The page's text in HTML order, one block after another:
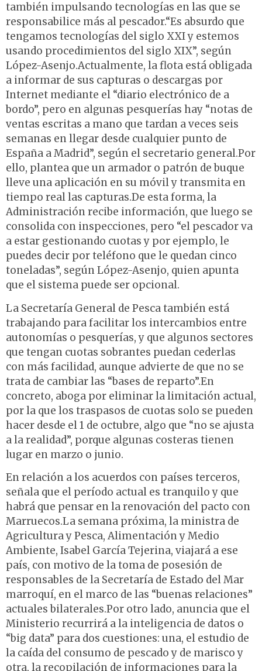
también impulsando tecnologías en las que se
responsabilice más al pescador.“Es absurdo que
tengamos tecnologías del siglo XXI y estemos
usando procedimientos del siglo XIX”, según
López-Asenjo.Actualmente, la flota está obligada
a informar de sus capturas o descargas por
Internet mediante el “diario electrónico de a
bordo”, pero en algunas pesquerías hay “notas de
ventas escritas a mano que tardan a veces seis
semanas en llegar desde cualquier punto de
España a Madrid”, según el secretario general.Por
ello, plantea que un armador o patrón de buque
lleve una aplicación en su móvil y transmita en
tiempo real las capturas.De esta forma, la
Administración recibe información, que luego se
consolida con inspecciones, pero “el pescador va
a estar gestionando cuotas y por ejemplo, le
puedes decir por teléfono que le quedan cinco
toneladas”, según López-Asenjo, quien apunta
que el sistema puede ser opcional.
La Secretaría General de Pesca también está
trabajando para facilitar los intercambios entre
autonomías o pesquerías, y que algunos sectores
que tengan cuotas sobrantes puedan cederlas
con más facilidad, aunque advierte de que no se
trata de cambiar las “bases de reparto”.En
concreto, aboga por eliminar la limitación actual,
por la que los traspasos de cuotas solo se pueden
hacer desde el 1 de octubre, algo que “no se ajusta
a la realidad”, porque algunas costeras tienen
lugar en marzo o junio.
En relación a los acuerdos con países terceros,
señala que el período actual es tranquilo y que
habrá que pensar en la renovación del pacto con
Marruecos.La semana próxima, la ministra de
Agricultura y Pesca, Alimentación y Medio
Ambiente, Isabel García Tejerina, viajará a ese
país, con motivo de la toma de posesión de
responsables de la Secretaría de Estado del Mar
marroquí, en el marco de las “buenas relaciones”
actuales bilaterales.Por otro lado, anuncia que el
Ministerio recurrirá a la inteligencia de datos o
“big data” para dos cuestiones: una, el estudio de
la caída del consumo de pescado y de marisco y
otra, la recopilación de informaciones para la